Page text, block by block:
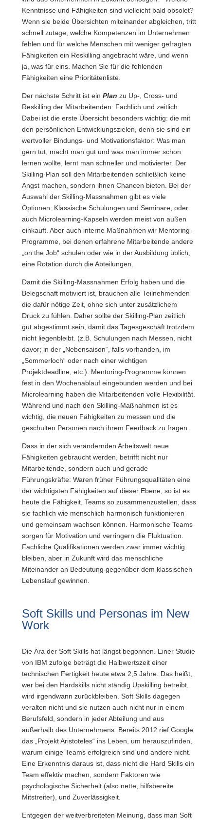
Kenntnisse und Fähigkeiten sind vielleicht bald obsolet?
Wenn sie beide Übersichten miteinander abgleichen, tritt
schnell zutage, welche Kompetenzen im Unternehmen
fehlen und für welche Menschen mit weniger gefragten
Fähigkeiten ein Reskilling angebracht wäre, und wenn
ja, was für eins. Machen Sie für die fehlenden
Fähigkeiten eine Prioritätenliste.
Der nächste Schritt ist ein Plan zu Up-, Cross- und
Reskilling der Mitarbeitenden: Fachlich und zeitlich.
Dabei ist die erste Übersicht besonders wichtig: die mit
den persönlichen Entwicklungszielen, denn sie sind ein
wertvoller Bindungs- und Motivationsfaktor: Was man
gern tut, macht man gut und was man immer schon
lernen wollte, lernt man schneller und motivierter. Der
Skilling-Plan soll den Mitarbeitenden schließlich keine
Angst machen, sondern ihnen Chancen bieten. Bei der
Auswahl der Skilling-Massnahmen gibt es viele
Optionen: Klassische Schulungen und Seminare, oder
auch Microlearning-Kapseln werden meist von außen
einkauft. Aber auch interne Maßnahmen wir Mentoring-
Programme, bei denen erfahrene Mitarbeitende andere
„on the Job“ schulen oder wie in der Ausbildung üblich,
eine Rotation durch die Abteilungen.
Damit die Skilling-Massnahmen Erfolg haben und die
Belegschaft motiviert ist, brauchen alle Teilnehmenden
die dafür nötige Zeit, ohne sich unter zusätzlichem
Druck zu fühlen. Daher sollte der Skilling-Plan zeitlich
gut abgestimmt sein, damit das Tagesgeschäft trotzdem
nicht liegenbleibt. (z.B. Schulungen nach Messen, nicht
davor; in der „Nebensaison“, falls vorhanden, im
„Sommerloch“ oder nach einer wichtigen
Projektdeadline, etc.). Mentoring-Programme können
fest in den Wochenablauf eingebunden werden und bei
Microlearning haben die Mitarbeitenden volle Flexibilität.
Während und nach den Skilling-Maßnahmen ist es
wichtig, die neuen Fähigkeiten zu messen und die
geschulten Personen nach ihrem Feedback zu fragen.
Dass in der sich verändernden Arbeitswelt neue
Fähigkeiten gebraucht werden, betrifft nicht nur
Mitarbeitende, sondern auch und gerade
Führungskräfte: Waren früher Führungsqualitäten eine
der wichtigsten Fähigkeiten auf dieser Ebene, so ist es
heute die Fähigkeit, Teams so zusammenzustellen, dass
sie fachlich wie menschlich harmonisch funktionieren
und gemeinsam wachsen können. Harmonische Teams
sorgen für Motivation und verringern die Fluktuation.
Fachliche Qualifikationen werden zwar immer wichtig
bleiben, aber in Zukunft wird das menschliche
Miteinander an Bedeutung gegenüber dem klassischen
Lebenslauf gewinnen.
Soft Skills und Personas im New
Work
Die Ära der Soft Skills hat längst begonnen. Einer Studie
von IBM zufolge beträgt die Halbwertszeit einer
technischen Fertigkeit heute etwa 2,5 Jahre. Das heißt,
wer bei den Hardskills nicht ständig Upskilling betreibt,
wird irgendwann zurückbleiben. Soft Skills dagegen
veralten nicht und sie nutzen auch nicht nur in einem
Berufsfeld, sondern in jeder Abteilung und aus
außerhalb des Unternehmens. Bereits 2012 rief Google
das „Projekt Aristoteles“ ins Leben, um herauszufinden,
warum einige Teams erfolgreich sind und andere nicht.
Eine Erkenntnis daraus ist, dass nicht die Hard Skills ein
Team effektiv machen, sondern Faktoren wie
psychologische Sicherheit (also nette, hilfsbereite
Mitstreiter), und Zuverlässigkeit.
Entgegen der weitverbreiteten Meinung, dass man Soft